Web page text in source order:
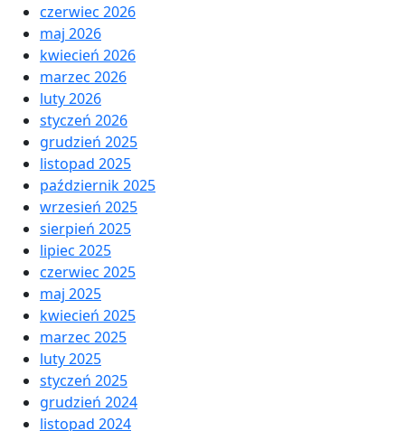
czerwiec 2026
maj 2026
kwiecień 2026
marzec 2026
luty 2026
styczeń 2026
grudzień 2025
listopad 2025
październik 2025
wrzesień 2025
sierpień 2025
lipiec 2025
czerwiec 2025
maj 2025
kwiecień 2025
marzec 2025
luty 2025
styczeń 2025
grudzień 2024
listopad 2024